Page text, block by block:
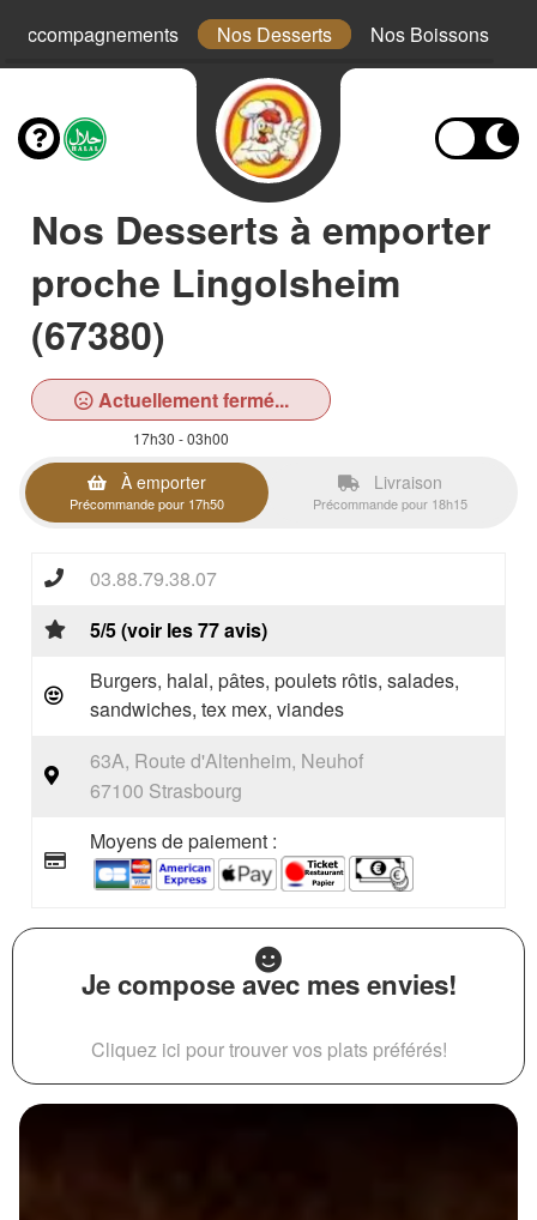
Accompagnements Nos Desserts Nos Boissons
Nos Desserts à emporter
proche Lingolsheim
(67380)
Actuellement fermé...
17h30 - 03h00
À emporter
Précommande pour 17h50
Livraison
Précommande pour 18h15
03.88.79.38.07
5/5 (voir les 77 avis)
Burgers, halal, pâtes, poulets rôtis, salades,
sandwiches, tex mex, viandes
63A, Route d'Altenheim, Neuhof
67100 Strasbourg
Moyens de paiement :
Je compose avec mes envies!
Cliquez ici pour trouver vos plats préférés!